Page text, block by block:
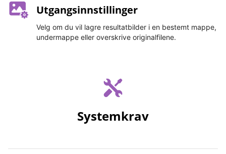
Utgangsinnstillinger
Velg om du vil lagre resultatbilder i en bestemt mappe,
undermappe eller overskrive originalfilene.
Systemkrav